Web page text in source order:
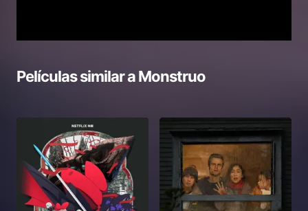
Películas similar aMonstruo